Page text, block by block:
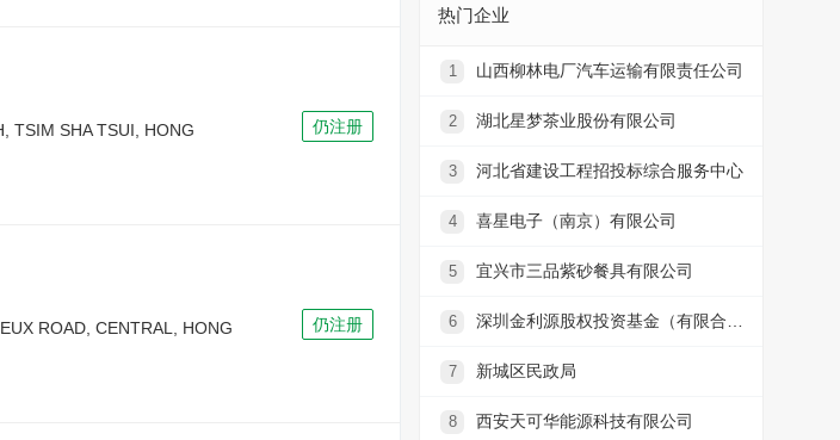
TSIM SHA TSUI, HONG
仍注册
ROAD, CENTRAL, HONG
仍注册
热门企业
1 山西柳林电厂汽车运输有限责任公司
2 湖北星梦茶业股份有限公司
3 河北省建设工程招投标综合服务中心
4 喜星电子（南京）有限公司
5 宜兴市三品紫砂餐具有限公司
6
7 新城区民政局
8 西安天可华能源科技有限公司